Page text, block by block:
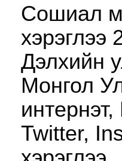
Сошиал
хэрэглээ
Дэлхийн
Монгол
Twitter,